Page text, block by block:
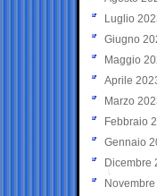
Luglio
Giugno
Maggio
Aprile
Marzo
Febbraio
Gennaio
Dicembre